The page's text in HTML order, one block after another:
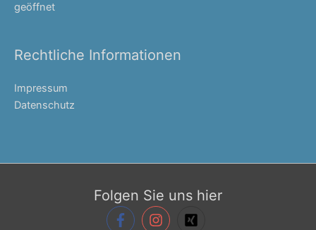
geöffnet
Rechtliche Informationen
Impressum
Datenschutz
Folgen Sie uns hier